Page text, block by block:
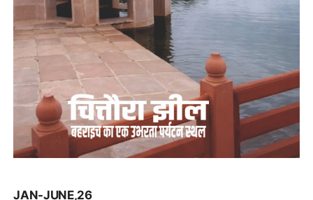
JAN-JUNE,26